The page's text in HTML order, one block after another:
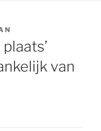
van